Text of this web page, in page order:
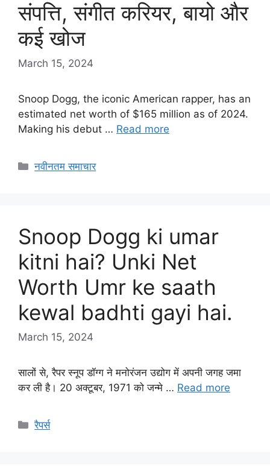
संपत्ति, संगीत करियर, बायो और
कई खोज
March 15, 2024
Snoop Dogg, the iconic American rapper, has an
estimated net worth of $165 million as of 2024.
Making his debut … Read more
Categories
नवीनतम समाचार
Snoop Dogg ki umar
kitni hai? Unki Net
Worth Umr ke saath
kewal badhti gayi hai.
March 15, 2024
सालों से, रैपर स्नूप डॉग्ग ने मनोरंजन उद्योग में अपनी जगह जमा
कर ली है। 20 अक्टूबर, 1971 को जन्मे … Read more
Categories
रैपर्स